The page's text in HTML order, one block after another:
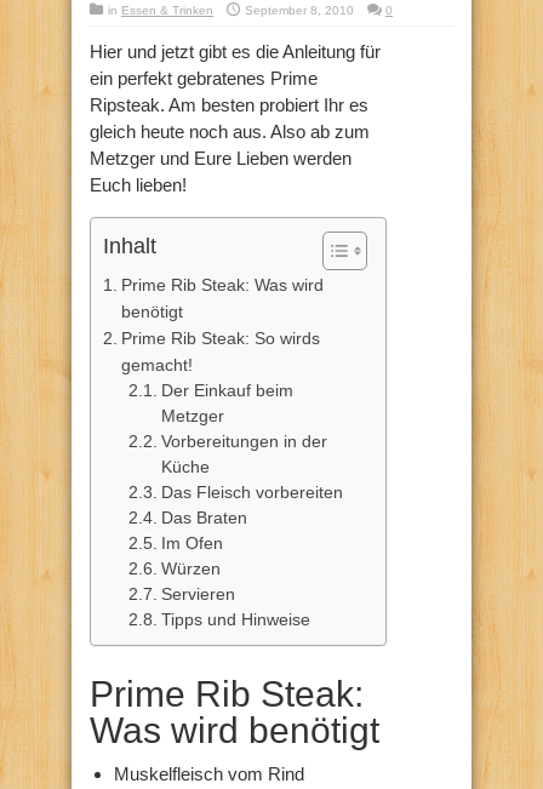
in Essen & Trinken September 8, 2010 0
Hier und jetzt gibt es die Anleitung für
ein perfekt gebratenes Prime
Ripsteak. Am besten probiert Ihr es
gleich heute noch aus. Also ab zum
Metzger und Eure Lieben werden
Euch lieben!
Inhalt
Prime Rib Steak: Was wird
benötigt
Prime Rib Steak: So wirds
gemacht!
Der Einkauf beim
Metzger
Vorbereitungen in der
Küche
Das Fleisch vorbereiten
Das Braten
Im Ofen
Würzen
Servieren
Tipps und Hinweise
Prime Rib Steak:
Was wird benötigt
Muskelfleisch vom Rind